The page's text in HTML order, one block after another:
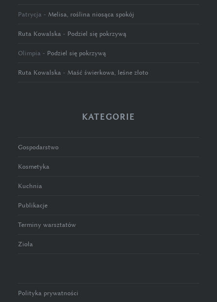
Patrycja - Melisa, roślina niosąca spokój
Ruta Kowalska - Podziel się pokrzywą
Olimpia - Podziel się pokrzywą
Ruta Kowalska - Maść świerkowa, leśne złoto
KATEGORIE
Gospodarstwo
Kosmetyka
Kuchnia
Publikacje
Terminy warsztatów
Zioła
Polityka prywatności